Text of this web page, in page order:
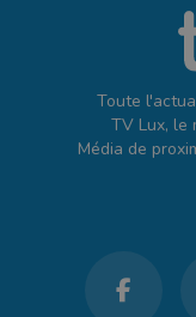
Toute
TV Lux, le
Média de